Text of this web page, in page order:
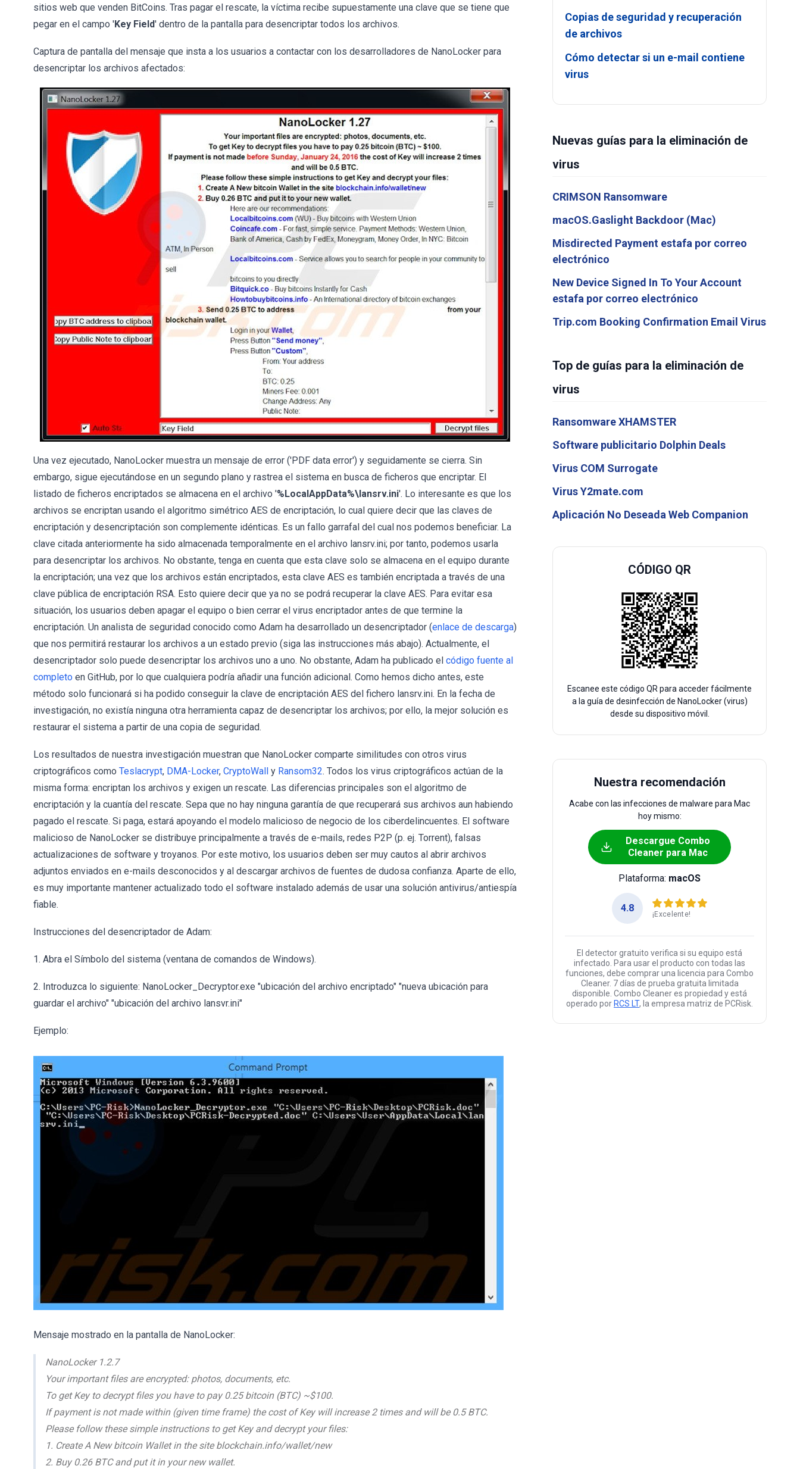
sitios web que venden BitCoins. Tras pagar el rescate, la víctima recibe supuestamente una clave que se tiene que
pegar en el campo 'Key Field' dentro de la pantalla para desencriptar todos los archivos.
Captura de pantalla del mensaje que insta a los usuarios a contactar con los desarrolladores de NanoLocker para
desencriptar los archivos afectados:
Una vez ejecutado, NanoLocker muestra un mensaje de error ('PDF data error') y seguidamente se cierra. Sin
embargo, sigue ejecutándose en un segundo plano y rastrea el sistema en busca de ficheros que encriptar. El
listado de ficheros encriptados se almacena en el archivo '%LocalAppData%\lansrv.ini'. Lo interesante es que los
archivos se encriptan usando el algoritmo simétrico AES de encriptación, lo cual quiere decir que las claves de
encriptación y desencriptación son complemente idénticas. Es un fallo garrafal del cual nos podemos beneficiar. La
clave citada anteriormente ha sido almacenada temporalmente en el archivo lansrv.ini; por tanto, podemos usarla
para desencriptar los archivos. No obstante, tenga en cuenta que esta clave solo se almacena en el equipo durante
la encriptación; una vez que los archivos están encriptados, esta clave AES es también encriptada a través de una
clave pública de encriptación RSA. Esto quiere decir que ya no se podrá recuperar la clave AES. Para evitar esa
situación, los usuarios deben apagar el equipo o bien cerrar el virus encriptador antes de que termine la
encriptación. Un analista de seguridad conocido como Adam ha desarrollado un desencriptador (enlace de descarga)
que nos permitirá restaurar los archivos a un estado previo (siga las instrucciones más abajo). Actualmente, el
desencriptador solo puede desencriptar los archivos uno a uno. No obstante, Adam ha publicado el código fuente al
completo en GitHub, por lo que cualquiera podría añadir una función adicional. Como hemos dicho antes, este
método solo funcionará si ha podido conseguir la clave de encriptación AES del fichero lansrv.ini. En la fecha de
investigación, no existía ninguna otra herramienta capaz de desencriptar los archivos; por ello, la mejor solución es
restaurar el sistema a partir de una copia de seguridad.
Los resultados de nuestra investigación muestran que NanoLocker comparte similitudes con otros virus
criptográficos como Teslacrypt, DMA-Locker, CryptoWall y Ransom32. Todos los virus criptográficos actúan de la
misma forma: encriptan los archivos y exigen un rescate. Las diferencias principales son el algoritmo de
encriptación y la cuantía del rescate. Sepa que no hay ninguna garantía de que recuperará sus archivos aun habiendo
pagado el rescate. Si paga, estará apoyando el modelo malicioso de negocio de los ciberdelincuentes. El software
malicioso de NanoLocker se distribuye principalmente a través de e-mails, redes P2P (p. ej. Torrent), falsas
actualizaciones de software y troyanos. Por este motivo, los usuarios deben ser muy cautos al abrir archivos
adjuntos enviados en e-mails desconocidos y al descargar archivos de fuentes de dudosa confianza. Aparte de ello,
es muy importante mantener actualizado todo el software instalado además de usar una solución antivirus/antiespía
fiable.
Instrucciones del desencriptador de Adam:
1. Abra el Símbolo del sistema (ventana de comandos de Windows).
2. Introduzca lo siguiente: NanoLocker_Decryptor.exe "ubicación del archivo encriptado" "nueva ubicación para
guardar el archivo" "ubicación del archivo lansvr.ini"
Ejemplo:
Mensaje mostrado en la pantalla de NanoLocker:
NanoLocker 1.2.7
Your important files are encrypted: photos, documents, etc.
To get Key to decrypt files you have to pay 0.25 bitcoin (BTC) ~$100.
If payment is not made within (given time frame) the cost of Key will increase 2 times and will be 0.5 BTC.
Please follow these simple instructions to get Key and decrypt your files:
1. Create A New bitcoin Wallet in the site blockchain.info/wallet/new
2. Buy 0.26 BTC and put it in your new wallet.
Copias de seguridad y recuperación
de archivos
Cómo detectar si un e-mail contiene
virus
Nuevas guías para la eliminación de
virus
CRIMSON Ransomware
macOS.Gaslight Backdoor (Mac)
Misdirected Payment estafa por correo
electrónico
New Device Signed In To Your Account
estafa por correo electrónico
Trip.com Booking Confirmation Email Virus
Top de guías para la eliminación de
virus
Ransomware XHAMSTER
Software publicitario Dolphin Deals
Virus COM Surrogate
Virus Y2mate.com
Aplicación No Deseada Web Companion
CÓDIGO QR
Escanee este código QR para acceder fácilmente
a la guía de desinfección de NanoLocker (virus)
desde su dispositivo móvil.
Nuestra recomendación
Acabe con las infecciones de malware para Mac
hoy mismo:
Descargue Combo
Cleaner para Mac
Plataforma: macOS
4.8
¡Excelente!
El detector gratuito verifica si su equipo está
infectado. Para usar el producto con todas las
funciones, debe comprar una licencia para Combo
Cleaner. 7 días de prueba gratuita limitada
disponible. Combo Cleaner es propiedad y está
operado por RCS LT, la empresa matriz de PCRisk.